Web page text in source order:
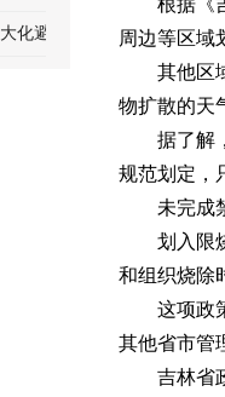
化避免
根据《
周边等区域
其他区
物扩散的天
据了解
规范划定，
未完成
划入限
和组织烧除
这项政
其他省市管
吉林省